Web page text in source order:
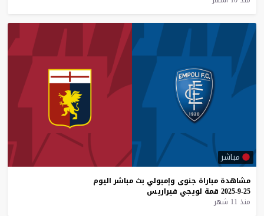
مباشر
مشاهدة مباراة جنوى وإمبولي بث مباشر اليوم
25-9-2025
قمة لويجي فيراريس
منذ 11 شهر